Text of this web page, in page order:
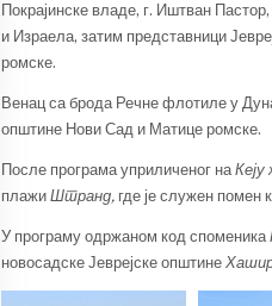
Покрајинске владе, г. Иштван
и Израела, затим представници
ромске.
Венац са брода Речне флотиле у
општине Нови Сад и Матице ромске.
После програма уприличеног наКеју
плажиШтранд, где је служен
У програму одржаном код споменика
новосадске Јеврејске општине